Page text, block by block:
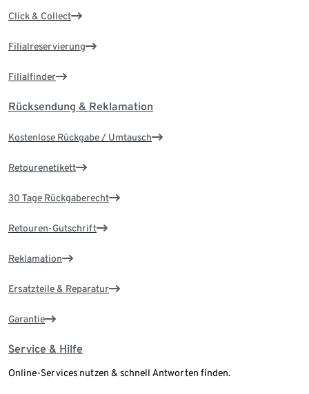
Click & Collect
Filialreservierung
Filialfinder
Rücksendung & Reklamation
Kostenlose Rückgabe / Umtausch
Retourenetikett
30 Tage Rückgaberecht
Retouren-Gutschrift
Reklamation
Ersatzteile & Reparatur
Garantie
Service & Hilfe
Online-Services nutzen & schnell Antworten finden.